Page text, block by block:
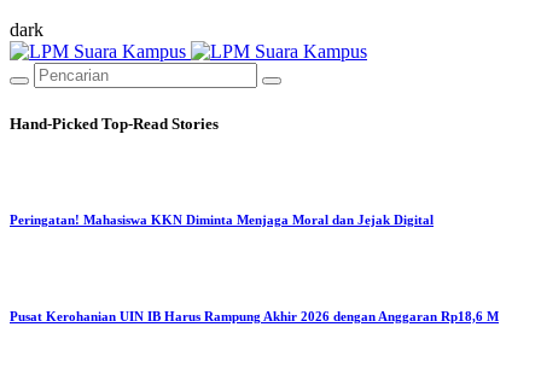
dark
Hand-Picked Top-Read Stories
Peringatan! Mahasiswa KKN Diminta Menjaga Moral dan Jejak Digital
Pusat Kerohanian UIN IB Harus Rampung Akhir 2026 dengan Anggaran Rp18,6 M